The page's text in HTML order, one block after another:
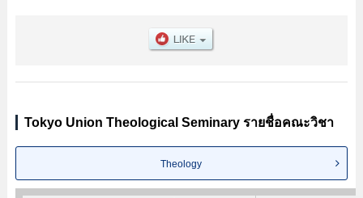
Tokyo Union Theological Seminary รายชื่อคณะวิชา
Theology